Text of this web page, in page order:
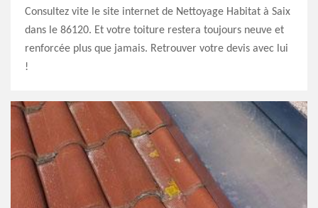
Consultez vite le site internet de Nettoyage Habitat à Saix
dans le 86120. Et votre toiture restera toujours neuve et
renforcée plus que jamais. Retrouver votre devis avec lui
!